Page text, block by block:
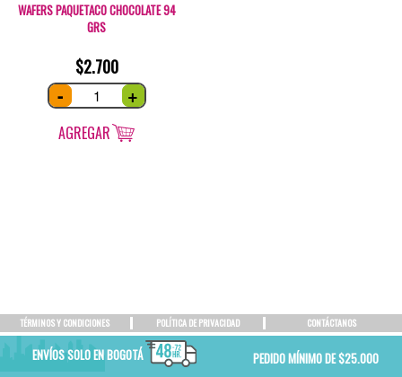
WAFERS PAQUETACO CHOCOLATE 94
GRS
$2.700
- Wafers
Paquetaco
Chocolate
grs
quantity
+
AGREGAR
TÉRMINOS Y CONDICIONES POLÍTICA DE PRIVACIDAD CONTÁCTANOS
ENVÍOS SOLO EN BOGOTÁ PEDIDO MÍNIMO DE $25.000